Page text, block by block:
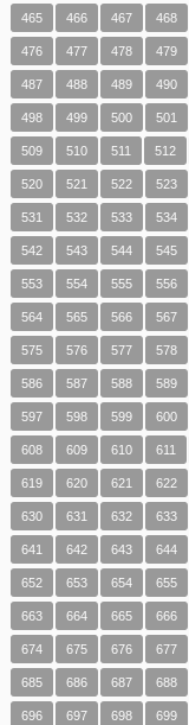
465 466 467 468
476 477 478 479
487 488 489 490
498 499 500 501
509 510 511 512
520 521 522 523
531 532 533 534
542 543 544 545
553 554 555 556
564 565 566 567
575 576 577 578
586 587 588 589
597 598 599 600
608 609 610 611
619 620 621 622
630 631 632 633
641 642 643 644
652 653 654 655
663 664 665 666
674 675 676 677
685 686 687 688
696 697 698 699